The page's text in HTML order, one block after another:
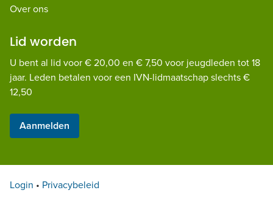
Over ons
Lid worden
U bent al lid voor € 20,00 en € 7,50 voor jeugdleden tot 18
jaar. Leden betalen voor een IVN-lidmaatschap slechts €
12,50
Aanmelden
Login • Privacybeleid